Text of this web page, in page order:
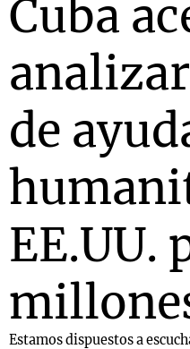
Cuba
de
EE.UU.
Estamos dispuestos a